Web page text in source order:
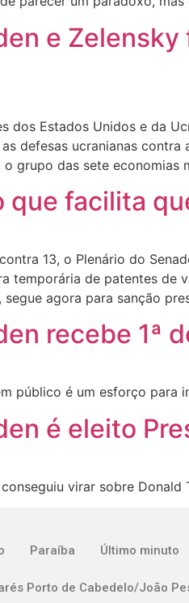
e
dos Estados Unidos e da
defesas ucranianas
o grupo das sete
que facilita
13, o Plenário do
temporária de patentes de
segue agora para sanção
recebe 1ª
público é um esforço para
é eleito
virar sobre Donald
Paraíba Último minuto
Porto de Cabedelo/João